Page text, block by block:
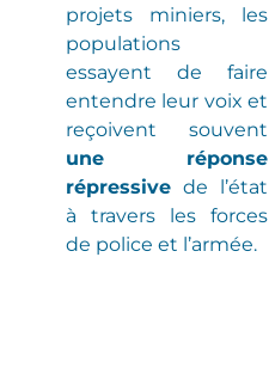
projets miniers, les
populations
essayent de faire
entendre leur voix et
reçoivent souvent
une réponse
répressive de l’état
à travers les forces
de police et l’armée.